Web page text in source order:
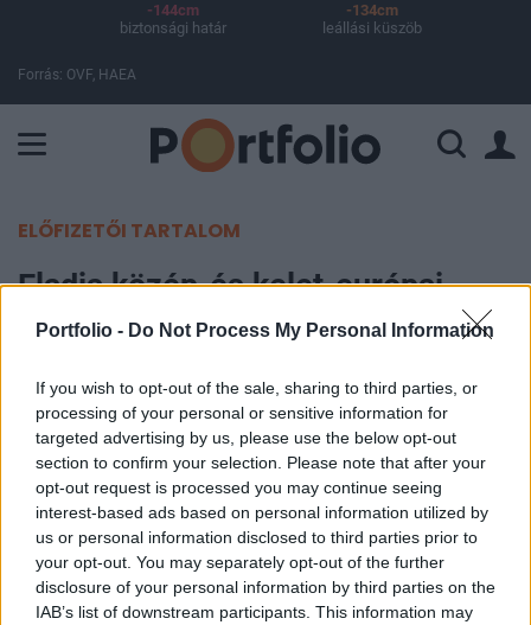
Portfolio - Do Not Process My Personal Information
If you wish to opt-out of the sale, sharing to third parties, or
processing of your personal or sensitive information for
targeted advertising by us, please use the below opt-out
section to confirm your selection. Please note that after your
opt-out request is processed you may continue seeing
interest-based ads based on personal information utilized by
us or personal information disclosed to third parties prior to
your opt-out. You may separately opt-out of the further
disclosure of your personal information by third parties on the
IAB’s list of downstream participants. This information may
-144cm
biztonsági határ
-134cm
leállási küszöb
Forrás: OVF, HAEA
ELŐFIZETŐI TARTALOM
Eladja közép-és kelet-európai
portfólióját a Goodman
Portfolio
2020. március 13. 10:16
Megválik közép-és kelet-európai egységeitől az
ipari ingatlanpiacon működő, ausztrál gyökerű
Goodman Csoport. A vevő a GLP nevű
nagyvállalat, a tranzakció kb. egymilliárd euró
értékű.